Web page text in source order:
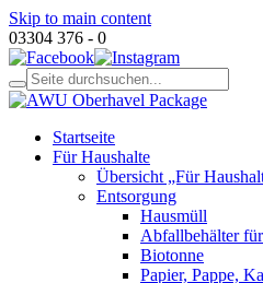
Skip to main content
03304 376 - 0
Startseite
Für Haushalte
Übersicht „Für
Entsorgung
Hausmüll
Abfallbehälter
Biotonne
Papier, Pappe,